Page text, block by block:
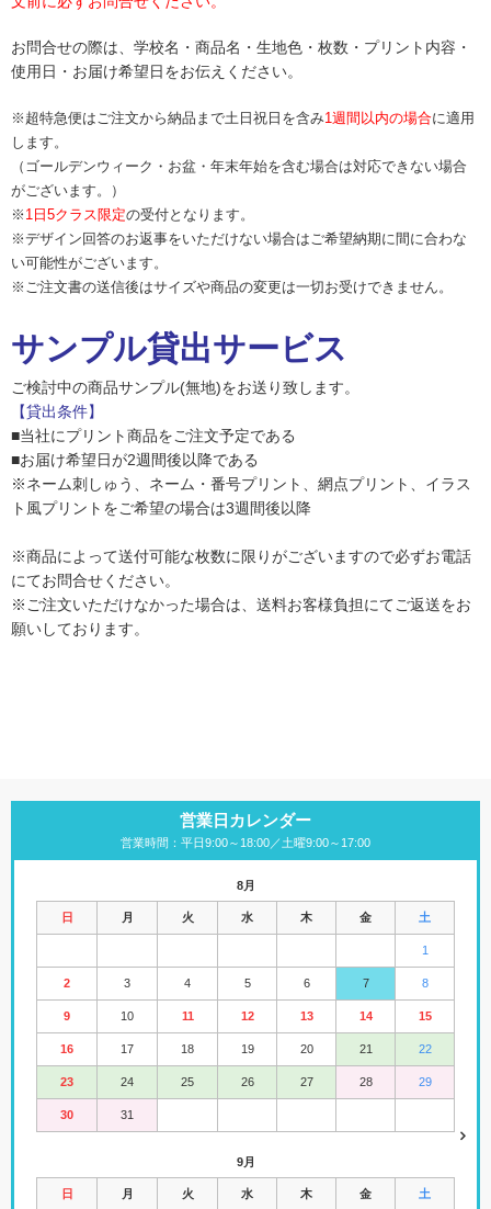
お問合せの際は、学校名・商品名・生地色・枚数・プリント内容・
使用日・お届け希望日をお伝えください。
※ 超特急便はご注文から納品まで土日祝日を含み1週間以内の場合に適用
します。
（ゴールデンウィーク・お盆・年末年始を含む場合は対応できない場合
がございます。）
※ 1日5クラス限定の受付となります。
※デザイン回答のお返事をいただけない場合はご希望納期に間に合わな
い可能性がございます。
※ご注文書の送信後はサイズや商品の変更は一切お受けできません。
サンプル貸出サービス
ご検討中の商品サンプル(無地)をお送り致します。
【貸出条件】
■当社にプリント商品をご注文予定である
■お届け希望日が2週間後以降である
※ネーム刺しゅう、ネーム・番号プリント、網点プリント、イラス
ト風プリントをご希望の場合は3週間後以降
※商品によって送付可能な枚数に限りがございますので必ずお電話
にてお問合せください。
※ご注文いただけなかった場合は、送料お客様負担にてご返送をお
願いしております。
営業日カレンダー
営業時間：平日9:00～18:00／土曜9:00～17:00
8月
日 月 火 水 木 金 土
1
2 3 4 5 6 7 8
9 10 11 12 13 14 15
16 17 18 19 20 21 22
23 24 25 26 27 28 29
30 31
9月
日 月 火 水 木 金 土